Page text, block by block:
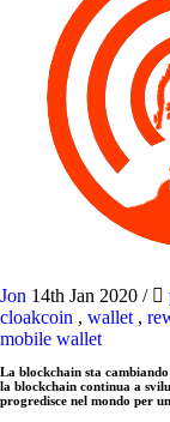
Jon 14th Jan 2020 /
cloakcoin , wallet ,
mobile wallet
La blockchain sta
la blockchain continua a
progredisce nel mondo per